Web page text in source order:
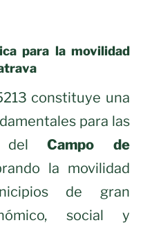
para la movilidad
constituye una
para las
delCampo de
la movilidad
de gran
social y